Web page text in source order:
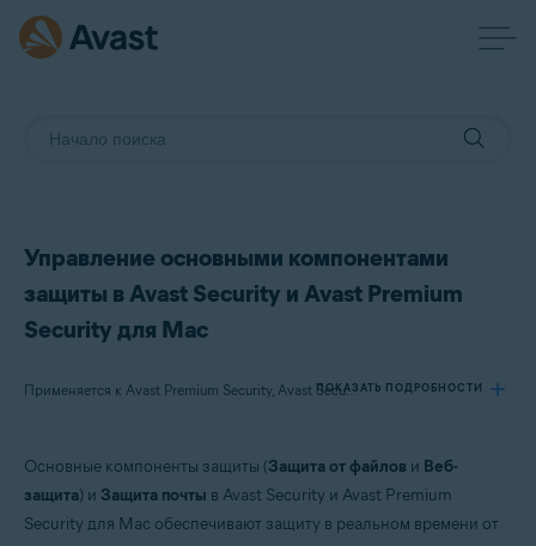
Управление основными компонентами
защиты в Avast Security и Avast Premium
Security для Mac
Применяется к Avast Premium Security, Avast Security
ПОКАЗАТЬ ПОДРОБНОСТИ
Avast Security
Основные компоненты защиты (Защита от файлов и Веб-
защита) и Защита почты в Avast Security и Avast Premium
Security для Mac обеспечивают защиту в реальном времени от